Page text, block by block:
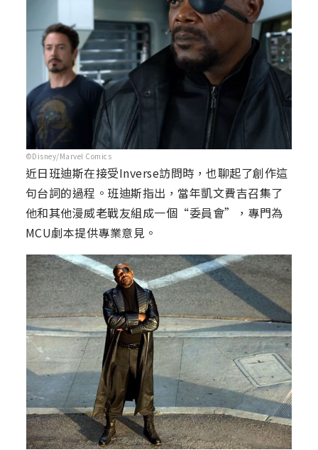
©Disney/Marvel Comics
近日班迪斯在接受Inverse訪問時，也聊起了創作這
句台詞的過程。班迪斯指出，當年凱文費吉召集了
他和其他漫威老戰友組成一個“委員會”，專門為
MCU劇本提供專業意見。